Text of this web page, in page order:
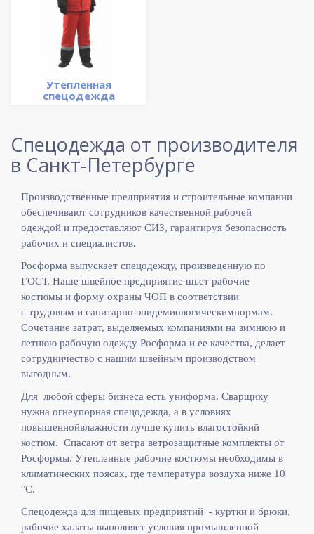
Утепленная
спецодежда
Спецодежда от производителя
в Санкт-Петербурге
Производственные предприятия и строительные компании
обеспечивают сотрудников качественной рабочей
одеждой и предоставляют СИЗ, гарантируя безопасность
рабочих и специалистов.
Росформа выпускает спецодежду, произведенную по
ГОСТ. Наше швейное предприятие шьет рабочие
костюмы и форму охраны ЧОП в соответствии
с трудовым и санитарно-эпидемиологическимнормам.
Сочетание затрат, выделяемых компаниями на зимнюю и
летнюю рабочую одежду Росформа и ее качества, делает
сотрудничество с нашим швейным производством
выгодным.
Для любой сферы бизнеса есть униформа. Сварщику
нужна огнеупорная спецодежда, а в условиях
повышеннойвлажности лучше купить влагостойкий
костюм. Спасают от ветра ветрозащитные комплекты от
Росформы. Утепленные рабочие костюмы необходимы в
климатических поясах, где температура воздуха ниже 10
°C.
Спецодежда для пищевых предприятий - куртки и брюки,
рабочие халаты выполняет условия промышленной